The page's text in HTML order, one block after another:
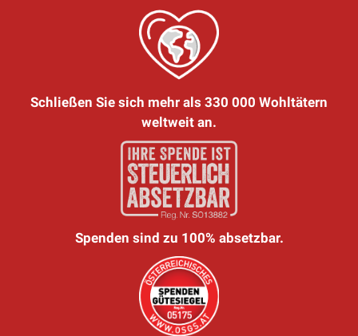
Schließen Sie sich mehr als 330 000 Wohltätern
weltweit an.
Spenden sind zu 100% absetzbar.